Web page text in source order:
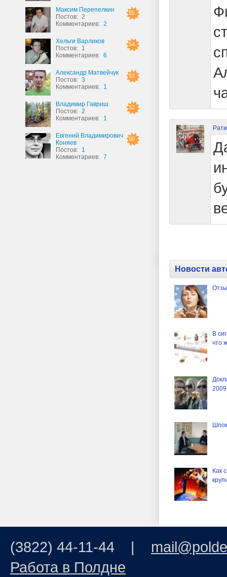
55
Максим Перепелкин
Постов: 2
Комментариев: 2
54
Хельги Варликов
Постов: 1
Комментариев: 6
53
Александр Матвейчук
Постов: 3
Комментариев: 1
52
Владимир Гавриш
Постов: 2
Комментариев: 1
50
Евгений Владимирович
Коняев
Постов: 1
Комментариев: 7
Новости
В
что
2009
Как
(3822) 44-11-44 |
Работа в Полдне